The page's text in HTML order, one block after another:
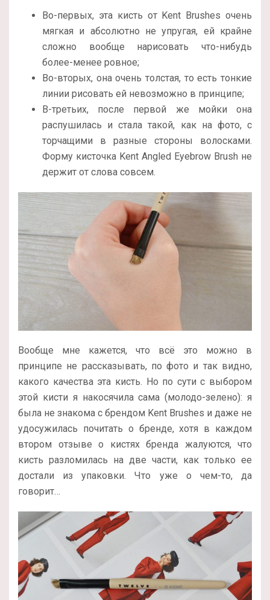
Во-первых, эта кисть от Kent Brushes очень
мягкая и абсолютно не упругая, ей крайне
сложно вообще нарисовать что-нибудь
более-менее ровное;
Во-вторых, она очень толстая, то есть тонкие
линии рисовать ей невозможно в принципе;
В-третьих, после первой же мойки она
распушилась и стала такой, как на фото, с
торчащими в разные стороны волосками.
Форму кисточка Kent Angled Eyebrow Brush не
держит от слова совсем.
Вообще мне кажется, что всё это можно в
принципе не рассказывать, по фото и так видно,
какого качества эта кисть. Но по сути с выбором
этой кисти я накосячила сама (молодо-зелено): я
была не знакома с брендом Kent Brushes и даже не
удосужилась почитать о бренде, хотя в каждом
втором отзыве о кистях бренда жалуются, что
кисть разломилась на две части, как только ее
достали из упаковки. Что уже о чем-то, да
говорит…